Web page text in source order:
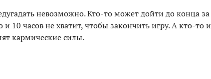
невозможно. Кто-то может дойти до конца за
10 часов не хватит, чтобы закончить игру. А кто-то и
кармические силы.